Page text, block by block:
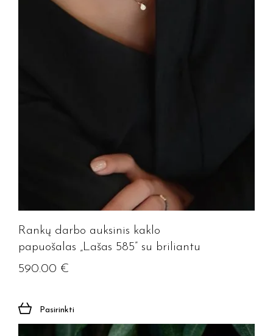
Rankų darbo auksinis kaklo
papuošalas „Lašas 585” su briliantu
590.00 €
Pasirinkti